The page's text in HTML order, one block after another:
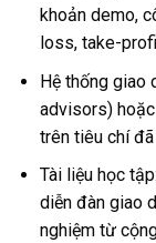
khoản demo,
loss, take-
Hệ thống giao
advisors)
trên tiêu chí
Tài liệu học
diễn đàn giao
nghiệm từ